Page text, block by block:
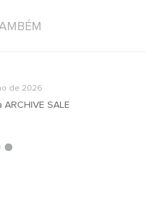
de 2026
SALE